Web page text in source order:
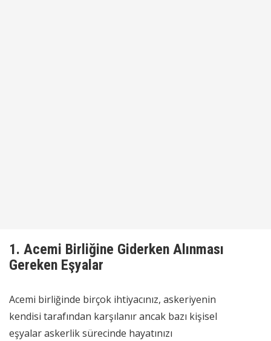
1. Acemi Birliğine Giderken Alınması
Gereken Eşyalar
Acemi birliğinde birçok ihtiyacınız, askeriyenin
kendisi tarafından karşılanır ancak bazı kişisel
eşyalar askerlik sürecinde hayatınızı